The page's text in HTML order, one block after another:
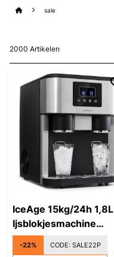
sale
2000 Artikelen
IceAge 15kg/24h 1,8L
Ijsblokjesmachine
Zilver
-22% CODE: SALE22P